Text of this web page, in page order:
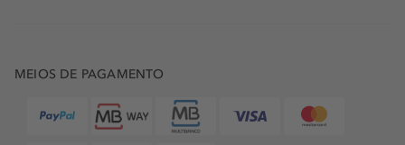
MEIOS DE PAGAMENTO